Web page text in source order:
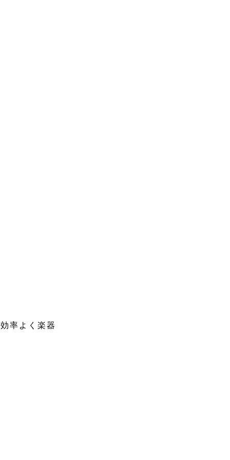
率よく楽器